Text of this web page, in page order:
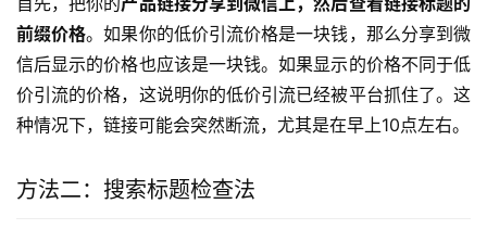
前缀价格。如果你的低价引流价格是一块钱，那么分享到微
信后显示的价格也应该是一块钱。如果显示的价格不同于低
价引流的价格，这说明你的低价引流已经被平台抓住了。这
种情况下，链接可能会突然断流，尤其是在早上10点左右。
方法二：搜索标题检查法